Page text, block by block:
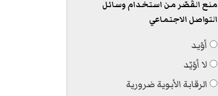
منع القُصّر من استخدام وسائل
التواصل الاجتماعي
أؤيد
لا أؤيّد
الرقابة الأبوية ضرورية